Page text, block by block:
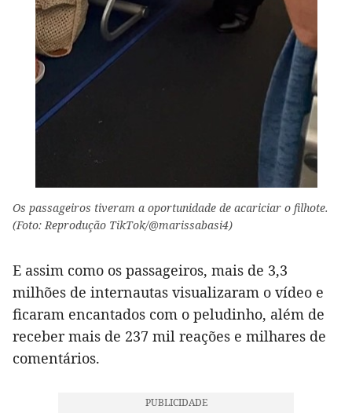
Os passageiros tiveram a oportunidade de acariciar o filhote.
(Foto: Reprodução TikTok/@marissabasi4)
E assim como os passageiros, mais de 3,3
milhões de internautas visualizaram o vídeo e
ficaram encantados com o peludinho, além de
receber mais de 237 mil reações e milhares de
comentários.